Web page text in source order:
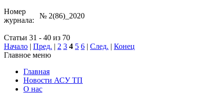
Номер
журнала:
№ 2(86)_2020
Статьи 31 - 40 из 70
Начало | Пред. | 2 3 4 5 6 | След. | Конец
Главное меню
Главная
Новости АСУ ТП
О нас